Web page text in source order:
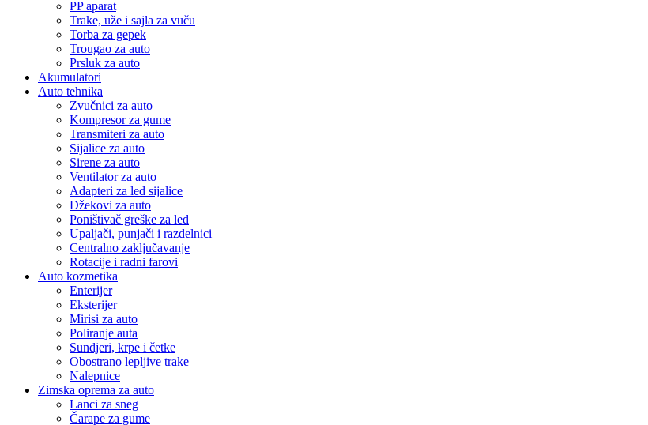
PP aparat
Trake, uže i sajla za vuču
Torba za gepek
Trougao za auto
Prsluk za auto
Akumulatori
Auto tehnika
Zvučnici za auto
Kompresor za gume
Transmiteri za auto
Sijalice za auto
Sirene za auto
Ventilator za auto
Adapteri za led sijalice
Džekovi za auto
Poništivač greške za led
Upaljači, punjači i razdelnici
Centralno zaključavanje
Rotacije i radni farovi
Auto kozmetika
Enterijer
Eksterijer
Mirisi za auto
Poliranje auta
Sundjeri, krpe i četke
Obostrano lepljive trake
Nalepnice
Zimska oprema za auto
Lanci za sneg
Čarape za gume